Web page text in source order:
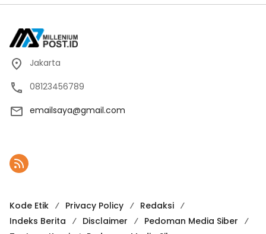
Jakarta
08123456789
emailsaya@gmail.com
Kode Etik Privacy Policy
Redaksi
Indeks Berita
Disclaimer
Pedoman Media Siber